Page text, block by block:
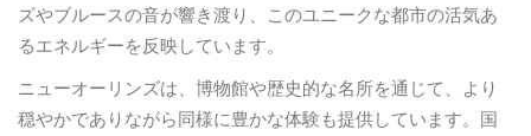
ズやブルースの音が響き渡り、このユニークな都市の活気あ
るエネルギーを反映しています。
ニューオーリンズは、博物館や歴史的な名所を通じて、より
穏やかでありながら同様に豊かな体験も提供しています。国